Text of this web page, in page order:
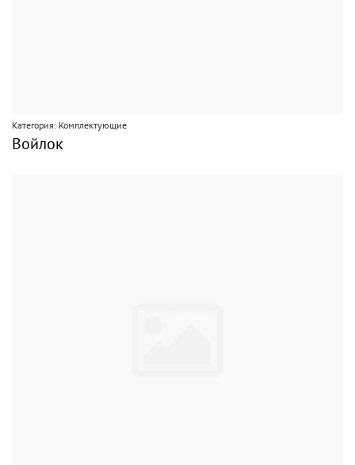
Категория: Комплектующие
Войлок